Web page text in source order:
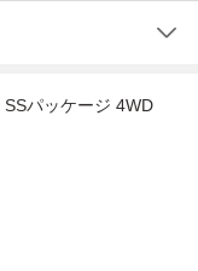
パッケージ 4WD